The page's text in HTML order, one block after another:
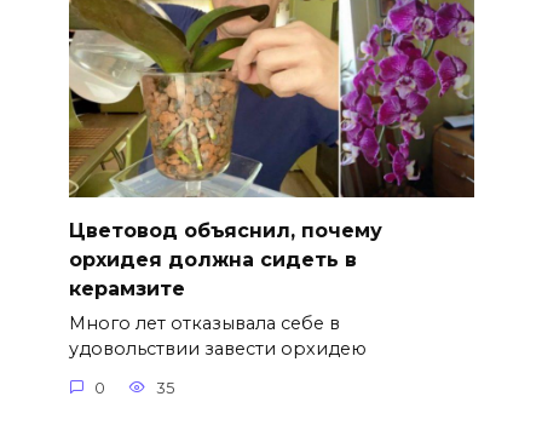
Цветовод объяснил, почему
орхидея должна сидеть в
керамзите
Много лет отказывала себе в
удовольствии завести орхидею
0 35